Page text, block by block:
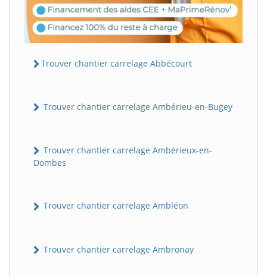
Trouver chantier carrelage Abbécourt
Trouver chantier carrelage Ambérieu-en-Bugey
Trouver chantier carrelage Ambérieux-en-
Dombes
Trouver chantier carrelage Ambléon
Trouver chantier carrelage Ambronay